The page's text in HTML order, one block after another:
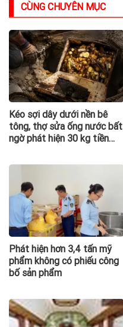
CÙNG CHUYÊN MỤC
Kéo sợi dây dưới nền bê
tông, thợ sửa ống nước bất
ngờ phát hiện 30 kg tiền
phong tỏa
Phát hiện hơn 3,4 tấn mỹ
phẩm không có phiếu công
bố sản phẩm